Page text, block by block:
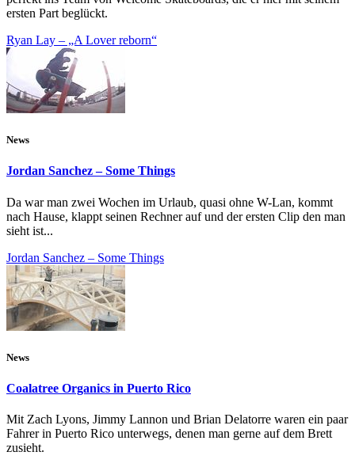
ersten Part beglückt.
Ryan Lay – „A Lover reborn“
News
Jordan Sanchez – Some Things
Da war man zwei Wochen im Urlaub, quasi ohne W-Lan, kommt
nach Hause, klappt seinen Rechner auf und der ersten Clip den man
sieht ist...
Jordan Sanchez – Some Things
News
Coalatree Organics in Puerto Rico
Mit Zach Lyons, Jimmy Lannon und Brian Delatorre waren ein paar
Fahrer in Puerto Rico unterwegs, denen man gerne auf dem Brett
zusieht.